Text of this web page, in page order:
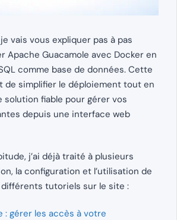
vais vous expliquer pas à pas
Apache Guacamole avec Docker en
comme base de données. Cette
de simplifier le déploiement tout en
solution fiable pour gérer vos
depuis une interface web
j’ai déjà traité à plusieurs
la configuration et l’utilisation de
différents tutoriels sur le site :
: gérer les accès à votre